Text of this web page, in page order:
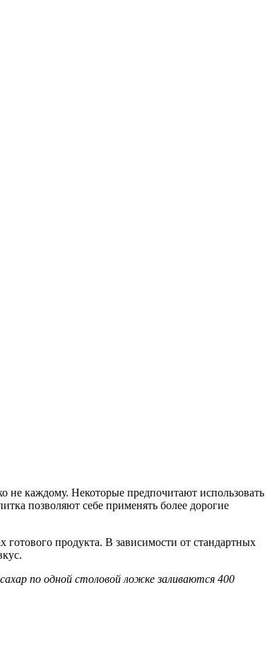
не каждому. Некоторые предпочитают использовать
позволяют себе применять более дорогие
готового продукта. В зависимости от стандартных
по одной столовой ложке заливаются 400